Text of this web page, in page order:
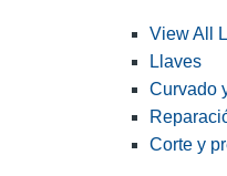
View All
Llaves
Curvado
Corte y